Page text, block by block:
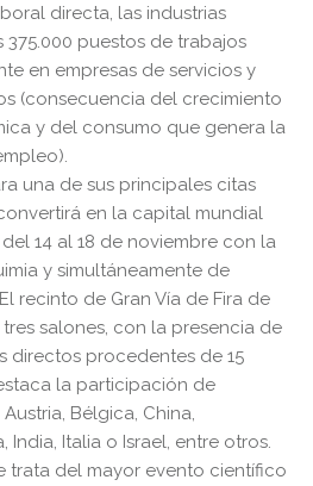
directa, las industrias
puestos de trabajos
en empresas de servicios y
(consecuencia del crecimiento
y del consumo que genera la
una de sus principales citas
en la capital mundial
14 al 18 de noviembre con la
y simultáneamente de
recinto de Gran Vía de Fira de
salones, con la presencia de
directos procedentes de 15
la participación de
Bélgica, China,
India, Italia o Israel, entre otros.
trata del mayor evento científico